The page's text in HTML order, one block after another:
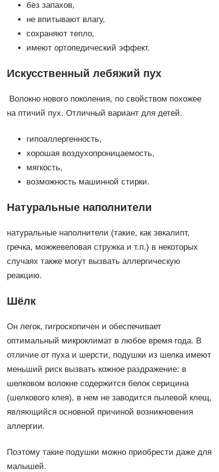
без запахов,
не впитывают влагу,
сохраняют тепло,
имеют ортопедический эффект.
Искусственный лебяжий пух
Волокно нового поколения, по свойством похожее
на птичий пух. Отличный вариант для детей.
гипоаллергенность,
хорошая воздухопроницаемость,
мягкость,
возможность машинной стирки.
Натуральные наполнители
натуральные наполнители (такие, как эвкалипт,
гречка, можжевеловая стружка и т.п.) в некоторых
случаях также могут вызвать аллергическую
реакцию.
Шёлк
Он легок, гигроскопичен и обеспечивает
оптимальный микроклимат в любое время года. В
отличие от пуха и шерсти, подушки из шелка имеют
меньший риск вызвать кожное раздражение: в
шелковом волокне содержится белок серицина
(шелкового клея), в нем не заводится пылевой клещ,
являющийся основной причиной возникновения
аллергии.
Поэтому такие подушки можно приобрести даже для
малышей.